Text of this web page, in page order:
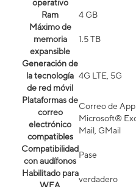
operativo
Ram
4 GB
Máximo de
memoria
expansible
1.5 TB
Generación de
la tecnología
de red móvil
4G LTE, 5G
Plataformas de
correo
electrónico
compatibles
Correo de
Microsoft®
Mail, GMail
Compatibilidad
con audífonos
Pase
Habilitado para
verdadero